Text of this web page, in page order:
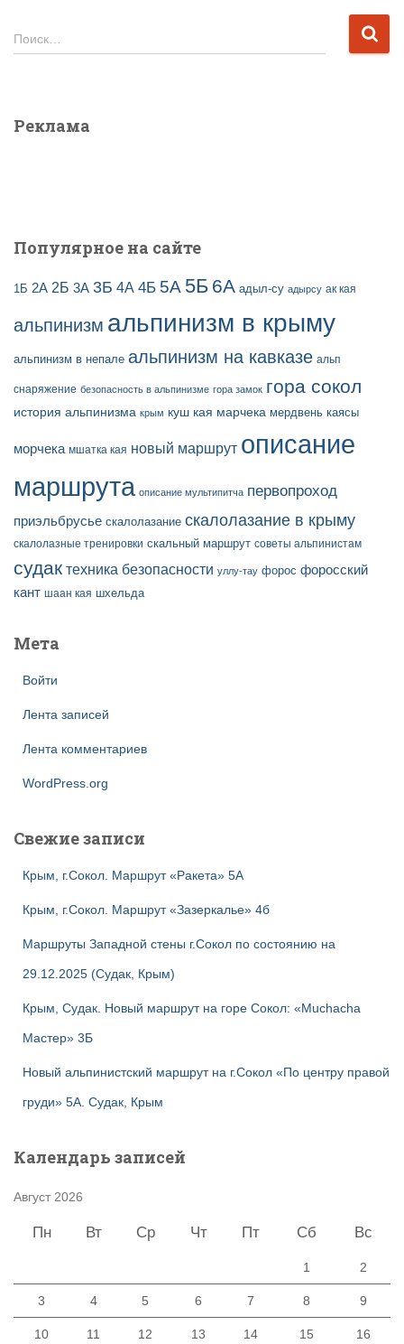
в
п
Н
а
:
Поиск…
Реклама
Популярное на сайте
1Б 2А 2Б 3А 3Б 4А 4Б 5А 5Б 6А адыл-су адырсу ак кая
альпинизм альпинизм в крыму
альпинизм в непале альпинизм на кавказе альп
снаряжение безопасность в альпинизме гора замок гора сокол
история альпинизма крым куш кая марчека мердвень каясы
морчека мшатка кая новый маршрут описание
маршрута описание мультипитча первопроход
приэльбрусье скалолазание скалолазание в крыму
скалолазные тренировки скальный маршрут советы альпинистам
судак техника безопасности уллу-тау форос форосский
кант шаан кая шхельда
Мета
Войти
Лента записей
Лента комментариев
WordPress.org
Свежие записи
Крым, г.Сокол. Маршрут «Ракета» 5А
Крым, г.Сокол. Маршрут «Зазеркалье» 4б
Маршруты Западной стены г.Сокол по состоянию на
29.12.2025 (Судак, Крым)
Крым, Судак. Новый маршрут на горе Сокол: «Muchacha
Мастер» 3Б
Новый альпинистский маршрут на г.Сокол «По центру правой
груди» 5А. Судак, Крым
Календарь записей
Август 2026
Пн Вт Ср Чт Пт Сб Вс
1 2
3 4 5 6 7 8 9
10 11 12 13 14 15 16